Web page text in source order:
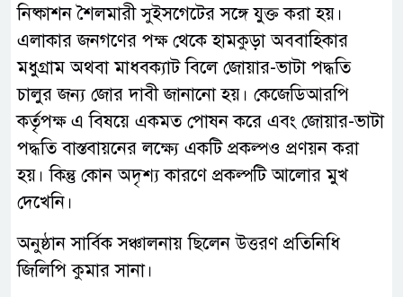
নিষ্কাশন শৈলমারী সুইসগেটের সঙ্গে যুক্ত করা হয়।
এলাকার জনগণের পক্ষ থেকে হামকুড়া অববাহিকার
মধুগ্রাম অথবা মাধবক্যাট বিলে জোয়ার-ভাটা পদ্ধতি
চালুর জন্য জোর দাবী জানানো হয়। কেজেডিআরপি
কর্তৃপক্ষ এ বিষয়ে একমত পোষন করে এবং জোয়ার-ভাটা
পদ্ধতি বাস্তবায়নের লক্ষ্যে একটি প্রকল্পও প্রণয়ন করা
হয়। কিন্তু কোন অদৃশ্য কারণে প্রকল্পটি আলোর মুখ
দেখেনি।
অনুষ্ঠান সার্বিক সঞ্চালনায় ছিলেন উত্তরণ প্রতিনিধি
জিলিপি কুমার সানা।